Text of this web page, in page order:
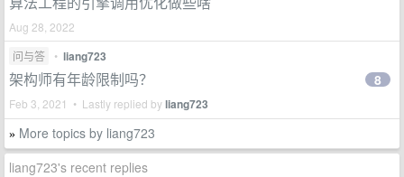
Aug 28, 2022
问与答
• liang723
架构师有年龄限制吗？
Feb 3, 2021 • Lastly replied byliang723
8
» More topics by liang723
liang723's recent replies